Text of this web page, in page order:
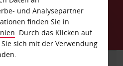
und Analysepartner
finden Sie in
. Durch das Klicken auf
Sie sich mit der Verwendung